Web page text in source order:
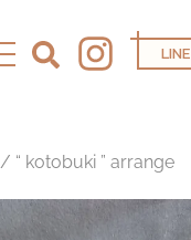
LINE
/ “ kotobuki ” arrange